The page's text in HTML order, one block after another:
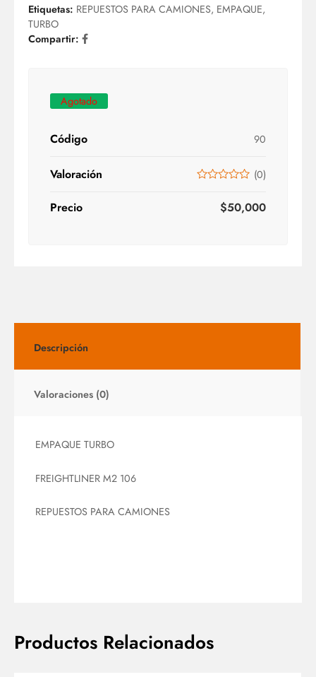
Etiquetas: REPUESTOS PARA CAMIONES, EMPAQUE,
TURBO
Compartir:
Agotado
Código 90
Valoración (0)
Precio $50,000
Descripción
Valoraciones (0)
EMPAQUE TURBO
FREIGHTLINER M2 106
REPUESTOS PARA CAMIONES
Productos Relacionados